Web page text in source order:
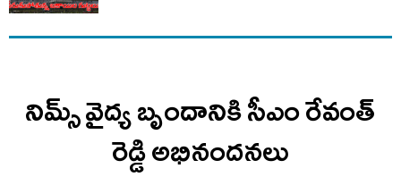
నిమ్స్ వైద్య బృందానికి సీఎం రేవంత్
రెడ్డి అభినందనలు